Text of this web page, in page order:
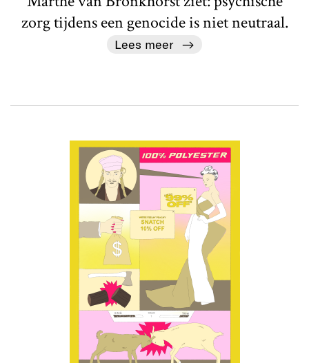
zorg tijdens een genocide is niet neutraal.
Lees meer